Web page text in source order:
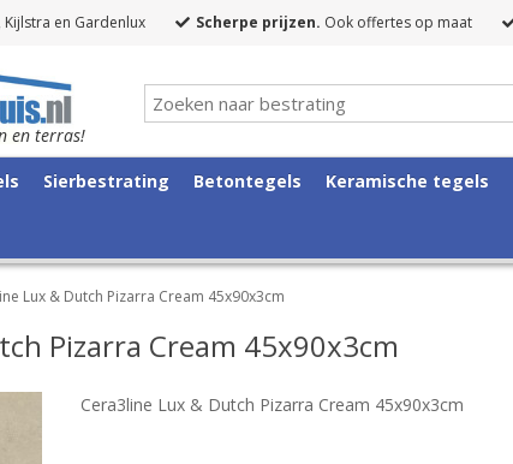
Kijlstra en Gardenlux Scherpe prijzen. Ook offertes op maat
en terras!
Sierbestrating Betontegels Keramische tegels
Lux & Dutch Pizarra Cream 45x90x3cm
Pizarra Cream 45x90x3cm
Cera3line Lux & Dutch Pizarra Cream 45x90x3cm